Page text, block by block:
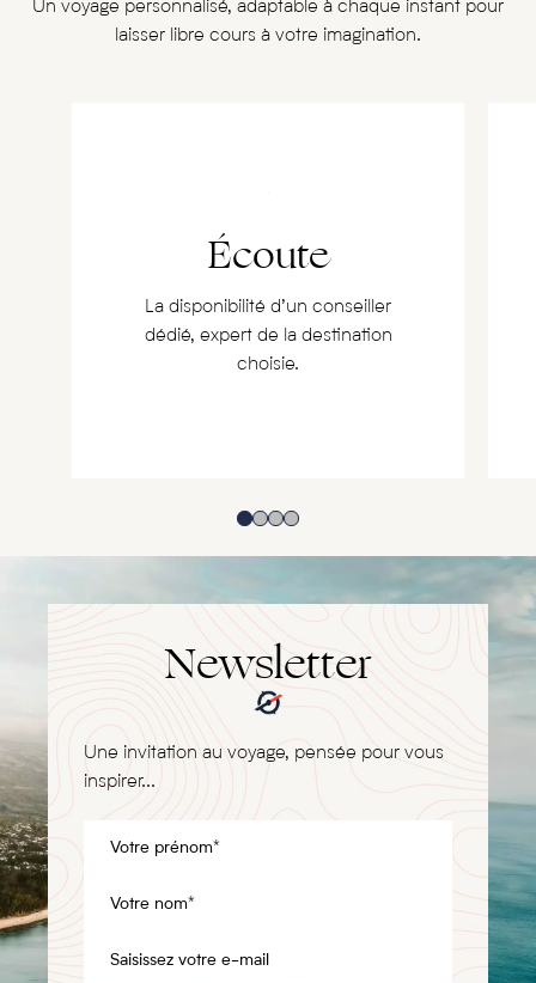
Un voyage personnalisé, adaptable à chaque instant pour
laisser libre cours à votre imagination.
Écoute
La disponibilité d’un conseiller
dédié, expert de la destination
choisie.
Newsletter
Une invitation au voyage, pensée pour vous
inspirer...